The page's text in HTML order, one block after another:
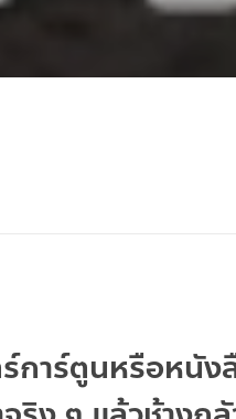
การ์ตูนหรือหนัง